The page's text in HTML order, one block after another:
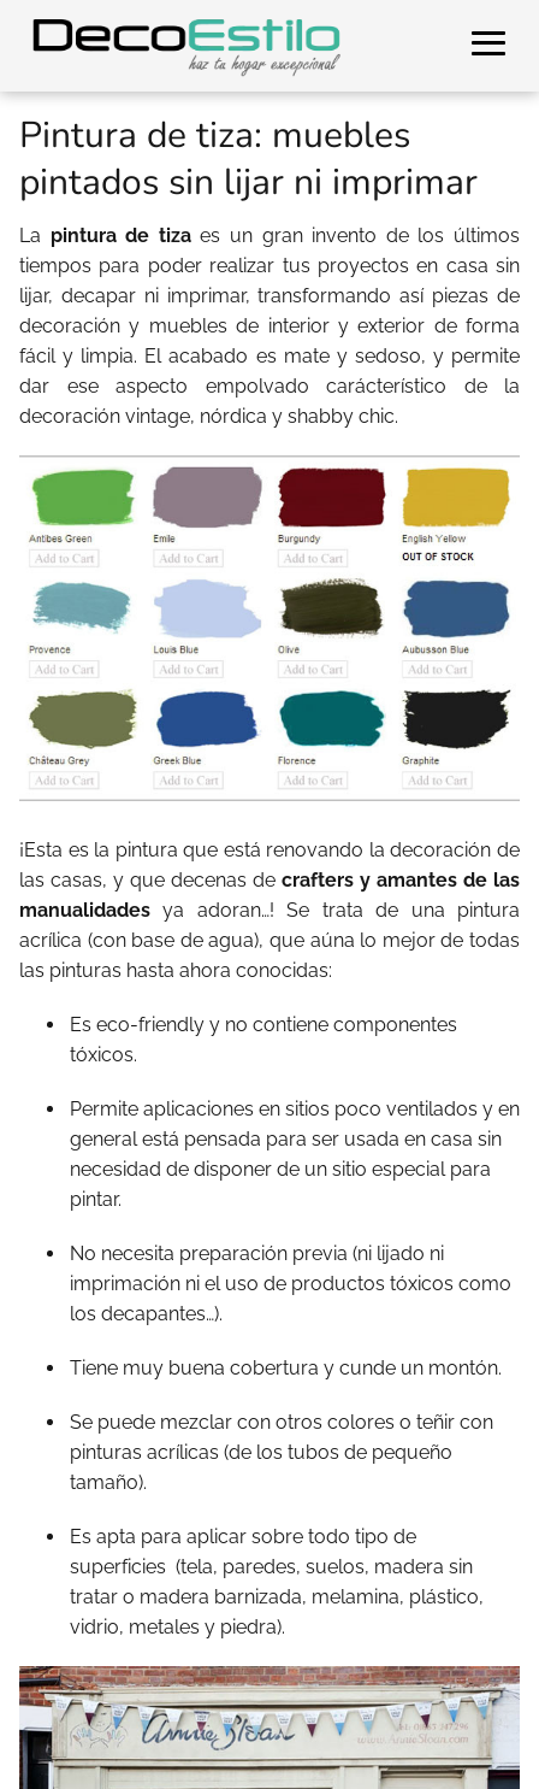
Pintura de tiza: muebles
pintados sin lijar ni imprimar
La pintura de tizaes un gran invento de los últimos
tiempos para poder realizar tus proyectos en casa sin
lijar, decapar ni imprimar, transformando así piezas de
decoración y muebles de interior y exterior de forma
fácil y limpia. El acabado es mate y sedoso, y permite
dar ese aspecto empolvado carácterístico de la
decoración vintage, nórdica y shabby chic.
¡Esta es la pintura que está renovando la decoración de
las casas, y que decenas de crafters y amantes de las
manualidades ya adoran…! Se trata de una pintura
acrílica (con base de agua), que aúna lo mejor de todas
las pinturas hasta ahora conocidas:
Es eco-friendly y no contiene componentes
tóxicos.
Permite aplicaciones en sitios poco ventilados y en
general está pensada para ser usada en casa sin
necesidad de disponer de un sitio especial para
pintar.
No necesita preparación previa (ni lijado ni
imprimación ni el uso de productos tóxicos como
los decapantes…).
Tiene muy buena cobertura y cunde un montón.
Se puede mezclar con otros colores o teñir con
pinturas acrílicas (de los tubos de pequeño
tamaño).
Es apta para aplicar sobre todo tipo de
superficies (tela, paredes, suelos, madera sin
tratar o madera barnizada, melamina, plástico,
vidrio, metales y piedra).